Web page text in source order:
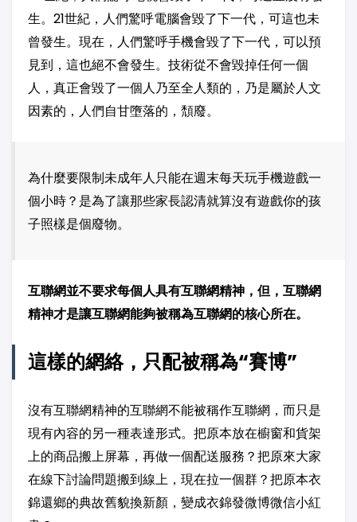
生。21世紀，人們驚呼電腦會毀了下一代，可這也未
曾發生。現在，人們驚呼手機會毀了下一代，可以預
見到，這也絕不會發生。技術從不會毀掉任何一個
人，真正會毀了一個人乃至全人類的，乃是屬於人文
因素的，人們自甘墮落的，頹廢。
為什麼要限制未成年人只能在週末每天玩手機遊戲一
個小時？是為了讓那些家長認清就算沒有遊戲你的孩
子照樣是個廢物。
互聯網並不要求每個人具有互聯網精神，但，互聯網
精神才是讓互聯網能夠被稱為互聯網的核心所在。
這樣的網絡，只配被稱為“賽博”
沒有互聯網精神的互聯網不能被稱作互聯網，而只是
現有內容的另一種表達形式。把原本放在櫥窗和貨架
上的商品搬上屏幕，再做一個配送服務？把原來大家
在線下討論問題搬到線上，現在拉一個群？把原本衣
錦還鄉的典故舊貌換新顏，變成衣錦發微博微信小紅